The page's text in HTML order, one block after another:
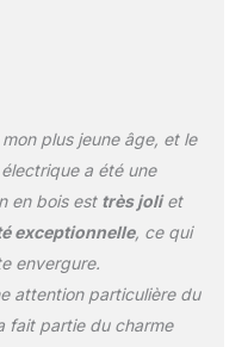
du puzzle. Les
V (les piles ne
incluses)
interactif :
par des
ce kit de
pour adultes est
pour les amateurs
et les fans
plus jeune âge, et le
a été une
en bois est très joliet
exceptionnelle, ce qui
envergure.
attention particulière du
fait partie du charme